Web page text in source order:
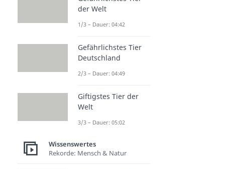
der Welt
1/3 – Dauer: 04:42
Gefährlichstes Tier
Deutschland
2/3 – Dauer: 04:49
Giftigstes Tier der
Welt
3/3 – Dauer: 05:02
Wissenswertes
Rekorde: Mensch & Natur